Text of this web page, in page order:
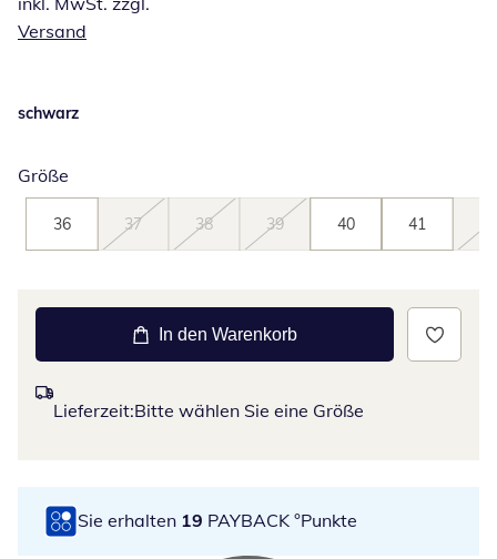
Versand
schwarz
Größe
36 37 38 39 40 41
In den Warenkorb
Lieferzeit:Bitte wählen Sie eine Größe
Sie erhalten 19 PAYBACK °Punkte